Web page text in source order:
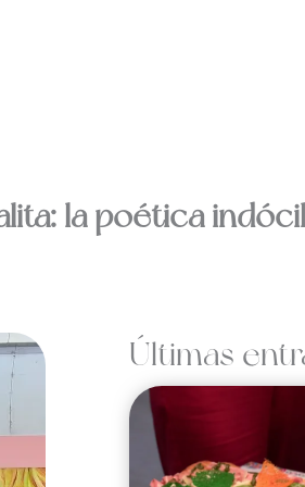
la poética
Últimas